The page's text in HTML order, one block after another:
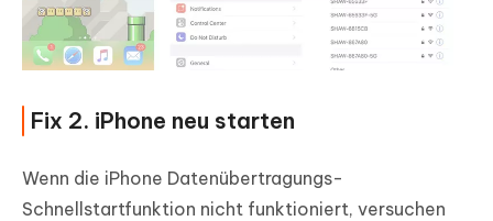
Fix 2. iPhone neu starten
Wenn die iPhone Datenübertragungs-
Schnellstartfunktion nicht funktioniert, versuchen